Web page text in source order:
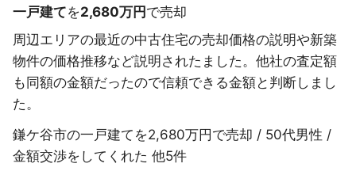
一戸建てを2,680万円で売却
周辺エリアの最近の中古住宅の売却価格の説明や新築
物件の価格推移など説明されたました。他社の査定額
も同額の金額だったので信頼できる金額と判断しまし
た。
鎌ケ谷市の一戸建てを2,680万円で売却 / 50代男性 /
金額交渉をしてくれた 他5件